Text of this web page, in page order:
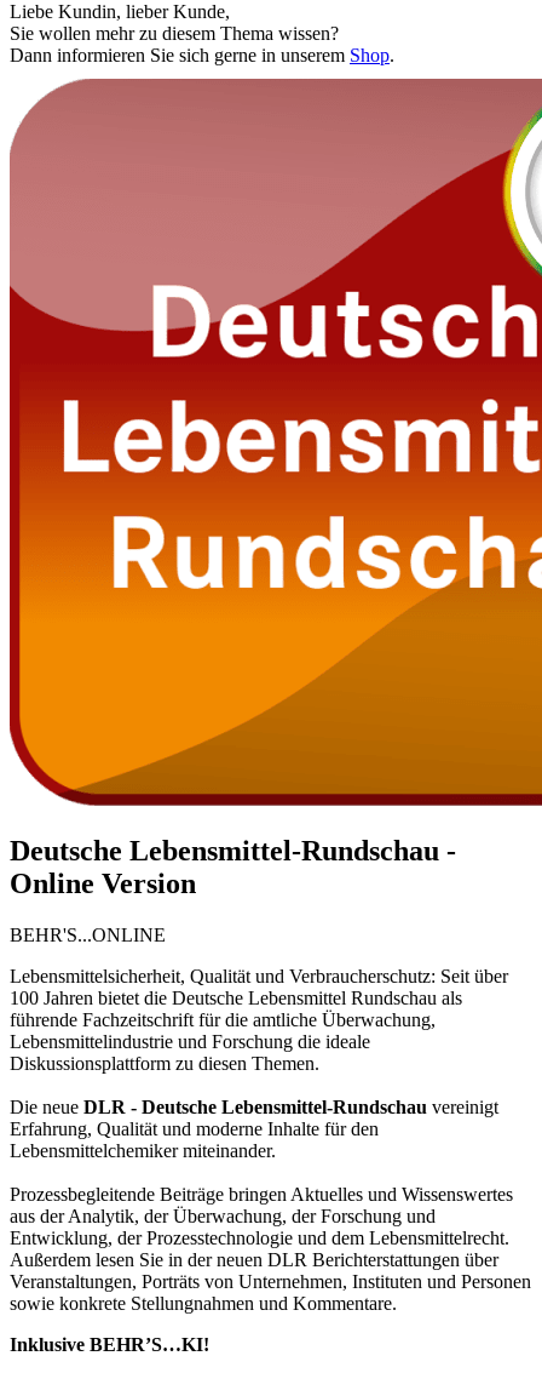
Liebe Kundin, lieber Kunde,
Sie wollen mehr zu diesem Thema wissen?
Dann informieren Sie sich gerne in unserem Shop.
Deutsche Lebensmittel-Rundschau -
Online Version
BEHR'S...ONLINE
Lebensmittelsicherheit, Qualität und Verbraucherschutz: Seit über
100 Jahren bietet die Deutsche Lebensmittel Rundschau als
führende Fachzeitschrift für die amtliche Überwachung,
Lebensmittelindustrie und Forschung die ideale
Diskussionsplattform zu diesen Themen.
Die neue DLR - Deutsche Lebensmittel-Rundschau vereinigt
Erfahrung, Qualität und moderne Inhalte für den
Lebensmittelchemiker miteinander.
Prozessbegleitende Beiträge bringen Aktuelles und Wissenswertes
aus der Analytik, der Überwachung, der Forschung und
Entwicklung, der Prozesstechnologie und dem Lebensmittelrecht.
Außerdem lesen Sie in der neuen DLR Berichterstattungen über
Veranstaltungen, Porträts von Unternehmen, Instituten und Personen
sowie konkrete Stellungnahmen und Kommentare.
Inklusive BEHR’S…KI!